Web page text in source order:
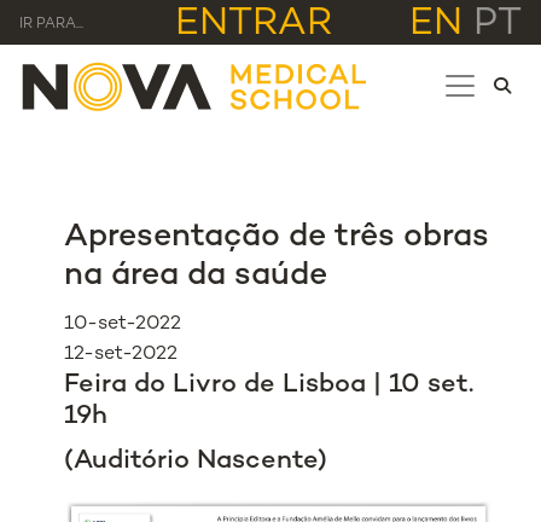
IR PARA... ENTRAR EN PT
Apresentação de três obras
na área da saúde
10-set-2022
12-set-2022
Feira do Livro de Lisboa | 10 set.
19h
(Auditório Nascente)